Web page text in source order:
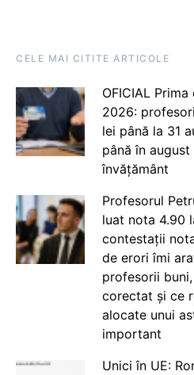
CELE MAI CITITE ARTICOLE
OFICIAL
2026:
lei până la 31
până în
învățământ
Profesorul
luat nota 4.90
contestații
de erori îmi
profesorii
corectat și ce
alocate unui
important
Unici în UE: